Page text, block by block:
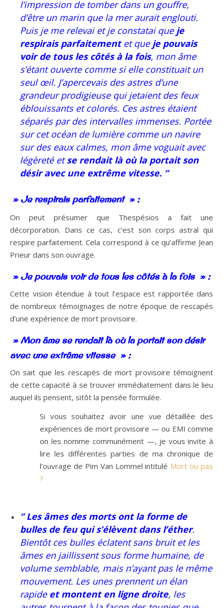
l’impression de tomber dans un gouffre,
d’être un marin que la mer aurait englouti.
Puis je me relevai et je constatai que je
respirais parfaitementet que je pouvais
voir de tous les côtés à la fois, mon âme
s’étant ouverte comme si elle constituait un
seul œil. J’apercevais des astres d’une
grandeur prodigieuse qui jetaient des feux
éblouissants et colorés. Ces astres étaient
séparés par des intervalles immenses. Portée
sur cet océan de lumière comme un navire
sur des eaux calmes, mon âme voguait avec
légèreté etse rendait là où la portait son
désir avec une extrême vitesse. “
» Je respirais parfaitement » :
On peut présumer que Thespésios a fait une
décorporation. Dans ce cas, c’est son corps astral qui
respire parfaitement. Cela correspond à ce qu’affirme Jean
Prieur dans son ouvrage.
» Je pouvais voir de tous les côtés à la fois » :
Cette vision étendue à tout l’espace est rapportée dans
de nombreux témoignages de notre époque de rescapés
d’une expérience de mort provisoire.
» Mon âme se rendait là où la portait son désir
avec une extrême vitesse » :
On sait que les rescapés de mort provisoire témoignent
de cette capacité à se trouver immédiatement dans le lieu
auquel ils pensent, sitôt la pensée formulée.
Si vous souhaitez avoir une vue détaillée des
expériences de mort provisoire — ou EMI comme
on les nomme communément —, je vous invite à
lire les différentes parties de ma chronique de
l’ouvrage de Pim Van Lommel intitulé Mort ou pas
?
“ Les âmes des morts ont la forme de
bulles de feu qui s’élèvent dans l’éther.
Bientôt ces bulles éclatent sans bruit et les
âmes en jaillissent sous forme humaine, de
volume semblable, mais n’ayant pas le même
mouvement. Les unes prennent un élan
rapide et montent en ligne droite, les